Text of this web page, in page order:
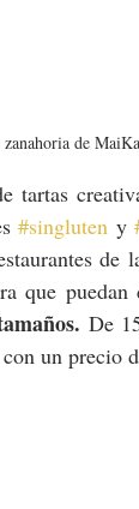
zanahoria de
#singluten y
que
De
un precio